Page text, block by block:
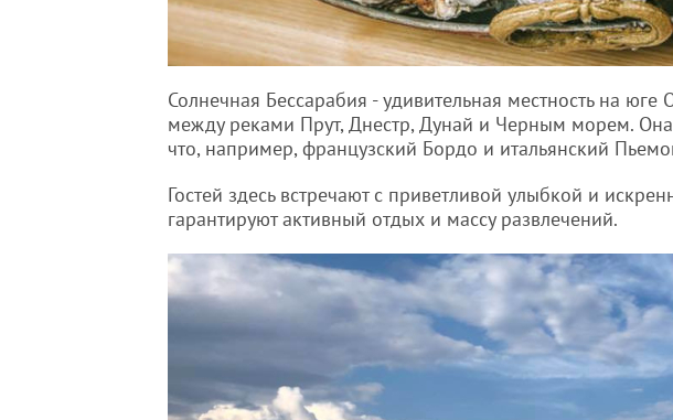
Солнечная Бессарабия - удивительная местность на
между реками Прут, Днестр, Дунай и Черным морем.
что, например, французский Бордо и итальянский
Гостей здесь встречают с приветливой улыбкой и
гарантируют активный отдых и массу развлечений.